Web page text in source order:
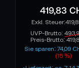
419,83
UVP-Brutto:
Preis-Brutto:
Sie sparen: 74,09
(15 %)